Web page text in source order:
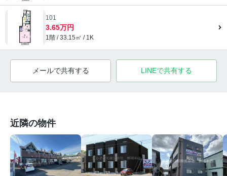
101
3.65万円
1階 / 33.15㎡ / 1K
メールで共有する LINEで共有する
近隣の物件